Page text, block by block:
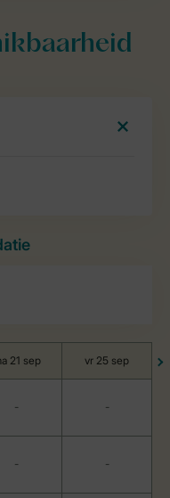
21 sep vr 25 sep
- -
- -